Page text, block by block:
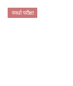
Contact
स्पर्धा परीक्षा